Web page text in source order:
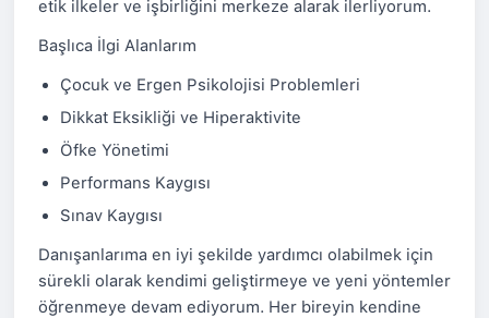
etik ilkeler ve işbirliğini merkeze alarak ilerliyorum.
Başlıca İlgi Alanlarım
Çocuk ve Ergen Psikolojisi Problemleri
Dikkat Eksikliği ve Hiperaktivite
Öfke Yönetimi
Performans Kaygısı
Sınav Kaygısı
Danışanlarıma en iyi şekilde yardımcı olabilmek için
sürekli olarak kendimi geliştirmeye ve yeni yöntemler
öğrenmeye devam ediyorum. Her bireyin kendine